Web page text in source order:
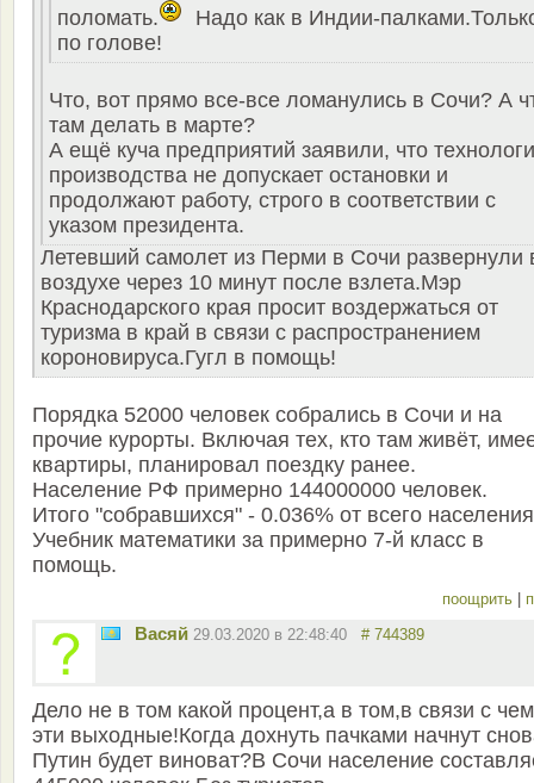
поломать.
Надо как в Индии-
по голове!
Что, вот прямо все-все ломанулись в Сочи? А
там делать в марте?
А ещё куча предприятий заявили, что
производства не допускает остановки и
продолжают работу, строго в соответствии с
указом президента.
Летевший самолет из Перми в Сочи развернули
воздухе через 10 минут после взлета.Мэр
Краснодарского края просит воздержаться от
туризма в край в связи с распространением
короновируса.Гугл в помощь!
Порядка 52000 человек собрались в Сочи и на
прочие курорты. Включая тех, кто там живёт,
квартиры, планировал поездку ранее.
Население РФ примерно 144000000 человек.
Итого "собравшихся" - 0.036% от всего
Учебник математики за примерно 7-й класс в
помощь.
поощрить
Васяй 29.03.2020 в 22:48:40 # 744389
Дело не в том какой процент,а в том,в связи с чем
эти выходные!Когда дохнуть пачками начнут
Путин будет виноват?В Сочи население